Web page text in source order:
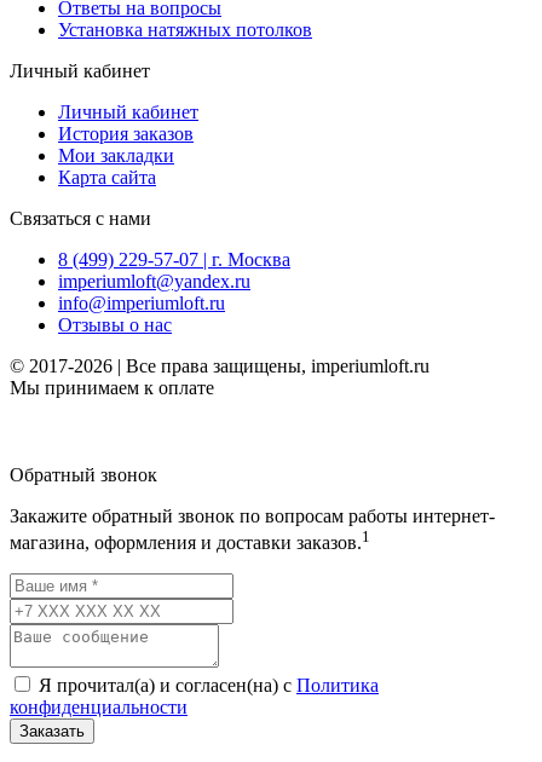
Ответы на вопросы
Установка натяжных потолков
Личный кабинет
Личный кабинет
История заказов
Мои закладки
Карта сайта
Связаться с нами
8 (499) 229-57-07 | г. Москва
imperiumloft@yandex.ru
info@imperiumloft.ru
Отзывы о нас
© 2017-2026 | Все права защищены, imperiumloft.ru
Мы принимаем к оплате
Обратный звонок
Закажите обратный звонок по вопросам работы интернет-
магазина, оформления и доставки заказов.1
Я прочитал(а) и согласен(на) с Политика
конфиденциальности
Заказать